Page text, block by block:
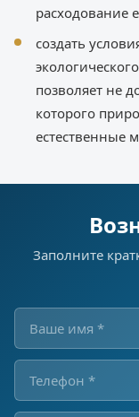
расходование
создать
позволяет не
которого
естественные
Заполните